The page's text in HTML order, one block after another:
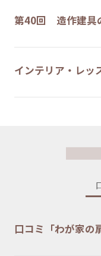
第40回 造作建具
インテリア・レ
口コミ「わが家の